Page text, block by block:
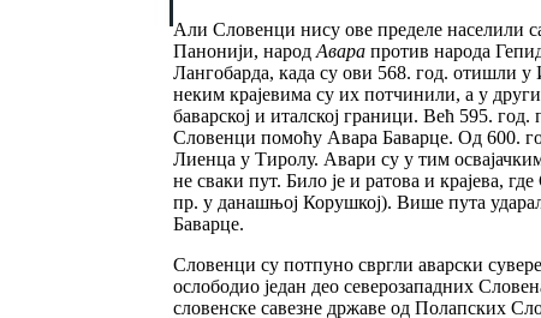
Али Словенци нису ове пределе населили
Панонији, народ Авара против народа
Лангобарда, када су ови 568. год. отишли
неким крајевима су их потчинили, а у
баварској и италској граници. Већ 595.
Словенци помоћу Авара Баварце. Од 600.
Лиенца у Тиролу. Авари су у тим
не сваки пут. Било је и ратова и крајева,
пр. у данашњој Корушкој). Више пута
Баварце.
Словенци су потпуно свргли аварски
ослободио један део северозападних
словенске савезне државе од Полапских